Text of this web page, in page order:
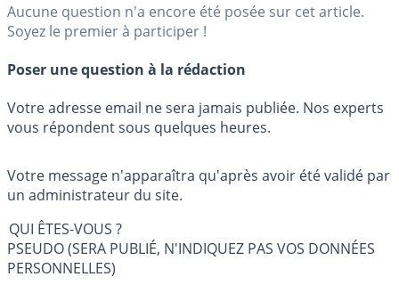
Aucune question n'a encore été posée sur cet article.
Soyez le premier à participer !
Poser une question à la rédaction
Votre adresse email ne sera jamais publiée. Nos experts
vous répondent sous quelques heures.
Votre message n'apparaîtra qu'après avoir été validé par
un administrateur du site.
QUI ÊTES-VOUS ?
PSEUDO (SERA PUBLIÉ, N'INDIQUEZ PAS VOS DONNÉES
PERSONNELLES)